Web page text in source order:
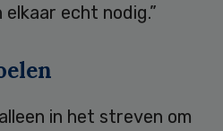
echt nodig.”
in het streven om